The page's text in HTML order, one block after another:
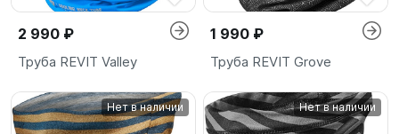
2 990 ₽
Труба REVIT Valley
1 990 ₽
Труба REVIT Grove
Нет в наличии Нет в наличии